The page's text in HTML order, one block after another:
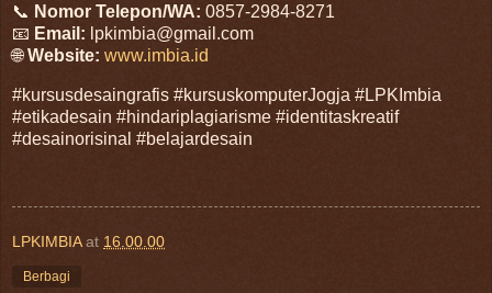
📞 Nomor Telepon/WA: 0857-2984-8271
📧 Email: lpkimbia@gmail.com
🌐Website: www.imbia.id
#kursusdesaingrafis #kursuskomputerJogja #LPKImbia
#etikadesain #hindariplagiarisme #identitaskreatif
#desainorisinal #belajardesain
LPKIMBIA at 16.00.00
Berbagi